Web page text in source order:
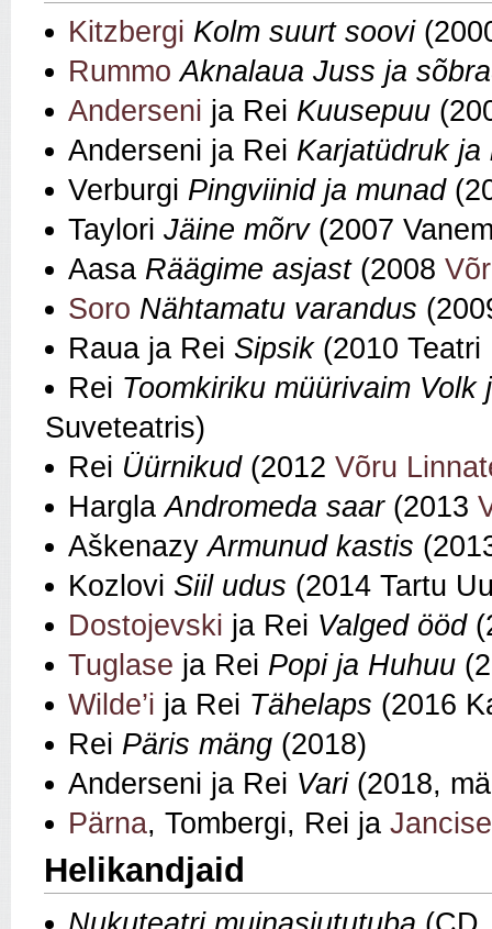
Kitzbergi Kolm suurt soovi
Rummo Aknalaua Juss ja
Anderseni ja Rei Kuusepuu
Anderseni ja Rei Karjatüdruk
Verburgi Pingviinid ja munad
Taylori Jäine mõrv(2007
Aasa Räägime asjast(2008
Soro Nähtamatu varandus
Raua ja Rei Sipsik(2010 Teatri
Rei Toomkiriku müürivaim Volk
Suveteatris)
Rei Üürnikud(2012 Võru
HarglaAndromeda saar(2013
AškenazyArmunud kastis
Kozlovi Siil udus (2014 Tartu
Dostojevski ja Rei Valged ööd
Tuglase ja Rei Popi ja Huhuu
Wilde’i ja Rei Tähelaps (2016
Rei Päris mäng (2018)
Anderseni ja Rei Vari(2018,
Pärna, Tombergi, Rei ja Jancise
Helikandjaid